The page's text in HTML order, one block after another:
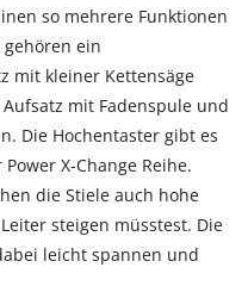
so mehrere Funktionen
ein
mit kleiner Kettensäge
mit Fadenspule und
Die Hochentaster gibt es
X-Change Reihe.
die Stiele auch hohe
steigen müsstest. Die
leicht spannen und